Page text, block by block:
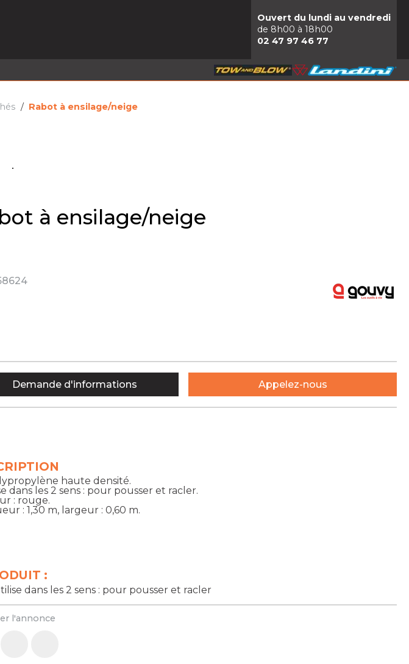
Ouvert du lundi au vendredi
de 8h00 à 18h00
02 47 97 46 77
Rabot à ensilage/neige
à ensilage/neige
:
dans les 2 sens : pour pousser et racler
l'annonce
haute densité.
dans les 2 sens : pour pousser et racler.
: rouge.
: 1,30 m, largeur : 0,60 m.
Demande d'informations Appelez-nous